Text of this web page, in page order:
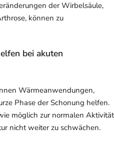
der Wirbelsäule,
können zu
bei akuten
Wärmeanwendungen,
Phase der Schonung helfen.
möglich zur normalen Aktivität
nicht weiter zu schwächen.